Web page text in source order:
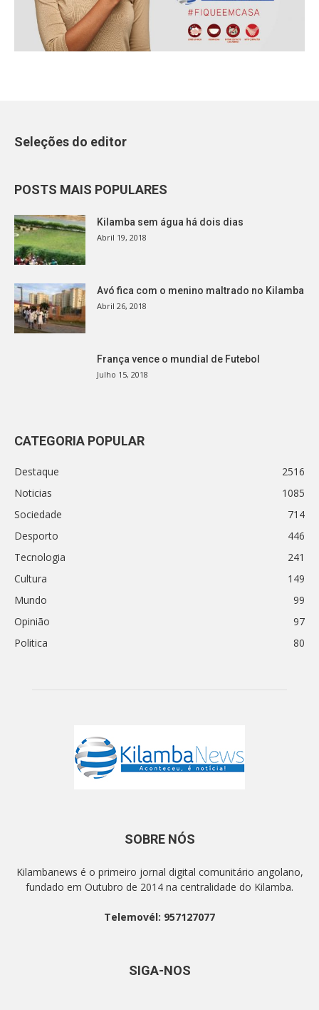
Seleções do editor
POSTS MAIS POPULARES
Kilamba sem água há dois dias
Abril 19, 2018
Avó fica com o menino maltrado no Kilamba
Abril 26, 2018
França vence o mundial de Futebol
Julho 15, 2018
CATEGORIA POPULAR
Destaque
2516
Noticias
1085
Sociedade
714
Desporto
446
Tecnologia
241
Cultura
149
Mundo
99
Opinião
97
Politica
80
SOBRE NÓS
Kilambanews é o primeiro jornal digital comunitário angolano,
fundado em Outubro de 2014 na centralidade do Kilamba.
Telemovél: 957127077
SIGA-NOS